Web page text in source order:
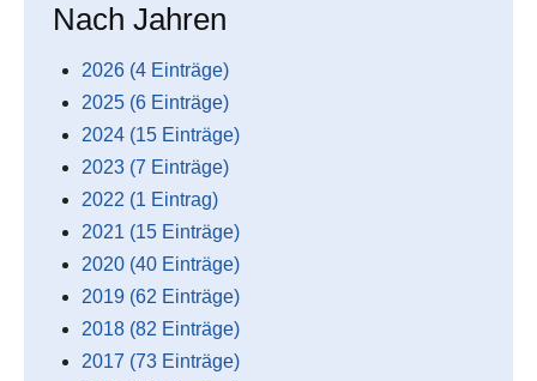
Nach Jahren
2026 (4 Einträge)
2025 (6 Einträge)
2024 (15 Einträge)
2023 (7 Einträge)
2022 (1 Eintrag)
2021 (15 Einträge)
2020 (40 Einträge)
2019 (62 Einträge)
2018 (82 Einträge)
2017 (73 Einträge)